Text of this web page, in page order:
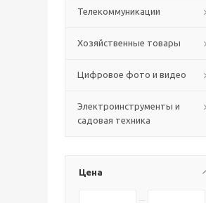
Телекоммуникации
Хозяйственные товары
Цифровое фото и видео
Электроинструменты и
садовая техника
Цена